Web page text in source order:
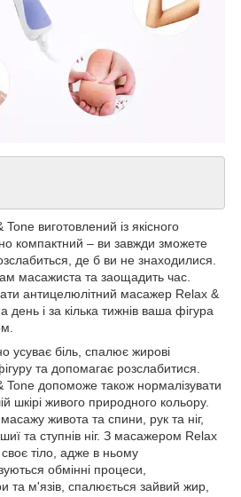
виготовлений із якісного
компактний – ви завжди зможете
де б ви не знаходилися.
масажиста та заощадить час.
антицелюлітний масажер Relax &
день і за кілька тижнів ваша фігура
усуває біль, спалює жирові
та допомагає розслабитися.
допоможе також нормалізувати
шкірі живого природного кольору.
живота та спини, рук та ніг,
та ступнів ніг. З масажером Relax
тіло, адже в ньому
обмінні процеси,
та м'язів, спалюється зайвий жир,